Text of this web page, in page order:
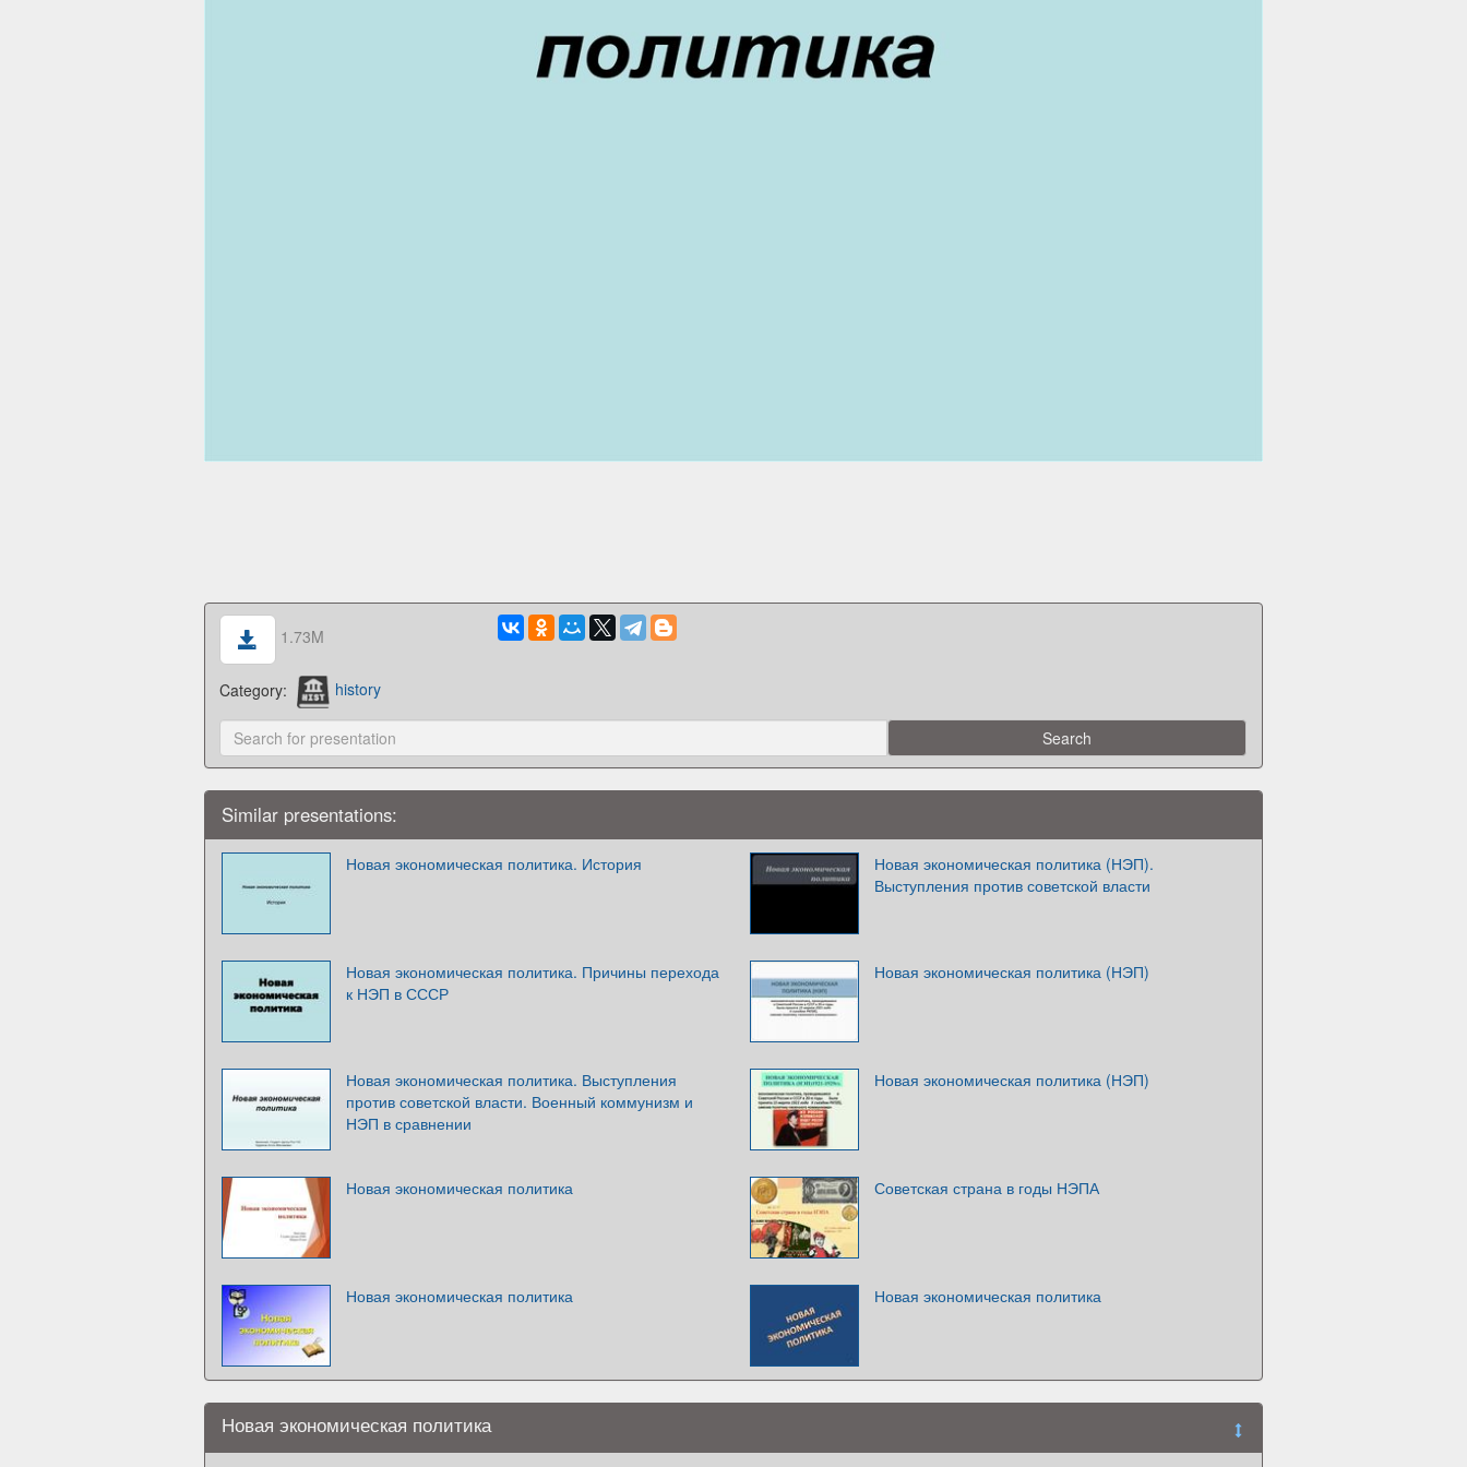
1.73M
Category: history
Similar presentations:
Новая экономическая политика. История
Новая экономическая политика (НЭП).
Выступления против советской власти
Новая экономическая политика. Причины перехода
к НЭП в СССР
Новая экономическая политика (НЭП)
Новая экономическая политика. Выступления
против советской власти. Военный коммунизм и
НЭП в сравнении
Новая экономическая политика (НЭП)
Новая экономическая политика Советская страна в годы НЭПА
Новая экономическая политика Новая экономическая политика
Новая экономическая политика